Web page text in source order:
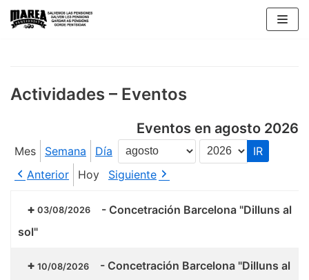
Saltar
Actividades – Eventos
Eventos en agosto 2026
Mes Semana Día
Mes
Año
Anterior
Hoy Siguiente
03/08/2026 - Concetración Barcelona "Dilluns al
sol"
10/08/2026 - Concetración Barcelona "Dilluns al